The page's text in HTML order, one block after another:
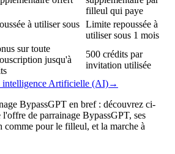
filleul qui paye
à utiliser sous Limite repoussée à
utiliser sous 1 mois
sur toute
jusqu'à
500 crédits par
invitation utilisée
intelligence Artificielle (AI)→
BypassGPT en bref : découvrez ci-
l'offre de parrainage BypassGPT, ses
comme pour le filleul, et la marche à